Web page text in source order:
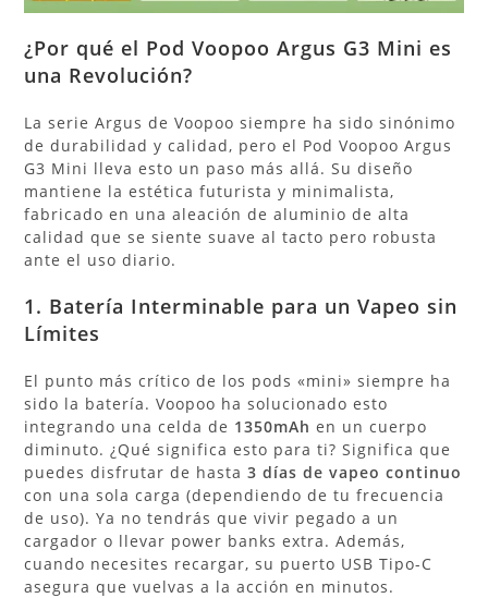
¿Por qué el PodVoopoo Argus G3 Mini es
una Revolución?
La serie Argus de Voopoo siempre ha sido sinónimo
de durabilidad y calidad, pero el Pod Voopoo Argus
G3 Mini lleva esto un paso más allá. Su diseño
mantiene la estética futurista y minimalista,
fabricado en una aleación de aluminio de alta
calidad que se siente suave al tacto pero robusta
ante el uso diario.
1. Batería Interminable para un Vapeo sin
Límites
El punto más crítico de los pods «mini» siempre ha
sido la batería. Voopoo ha solucionado esto
integrando una celda de 1350mAh en un cuerpo
diminuto. ¿Qué significa esto para ti? Significa que
puedes disfrutar de hasta3 días de vapeo continuo
con una sola carga (dependiendo de tu frecuencia
de uso). Ya no tendrás que vivir pegado a un
cargador o llevar power banks extra. Además,
cuando necesites recargar, su puerto USB Tipo-C
asegura que vuelvas a la acción en minutos.